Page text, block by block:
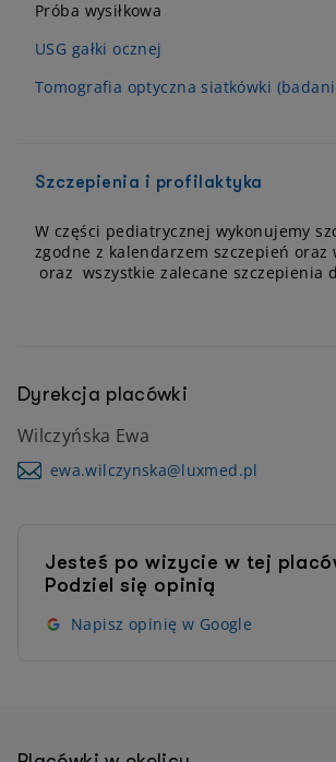
Próba wysiłkowa
USG gałki ocznej
Tomografia optyczna siatkówki
Szczepienia i profilaktyka
W części pediatrycznej wykonujemy
zgodne z kalendarzem szczepień oraz
oraz wszystkie zalecane szczepienia
Dyrekcja placówki
Wilczyńska Ewa
ewa.wilczynska@luxmed.pl
Jesteś po wizycie w tej
Podziel się opinią
Napisz opinię w Google